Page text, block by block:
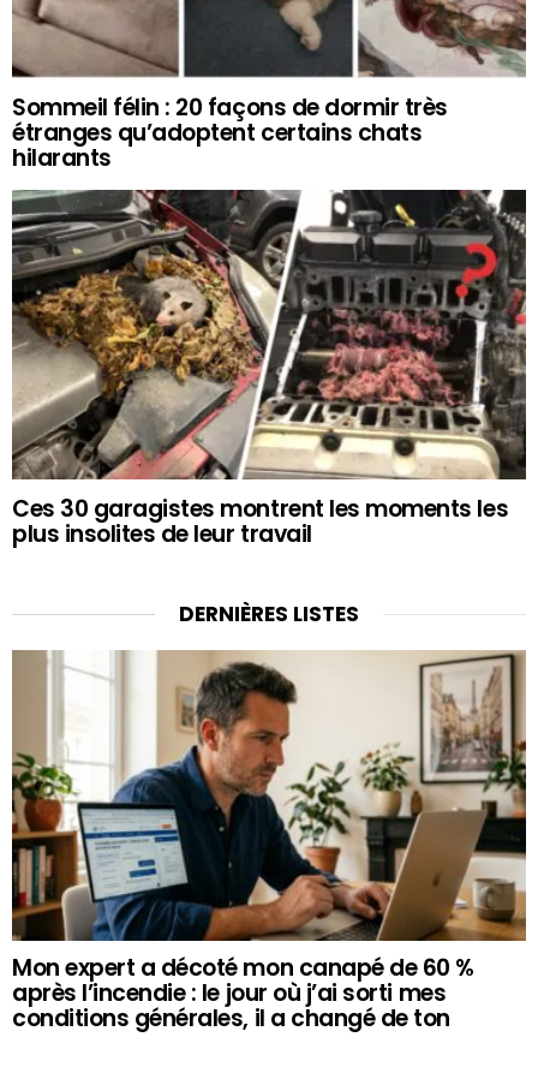
Sommeil félin : 20 façons de dormir très
étranges qu’adoptent certains chats
hilarants
Ces 30 garagistes montrent les moments les
plus insolites de leur travail
DERNIÈRES LISTES
Mon expert a décoté mon canapé de 60 %
après l’incendie : le jour où j’ai sorti mes
conditions générales, il a changé de ton